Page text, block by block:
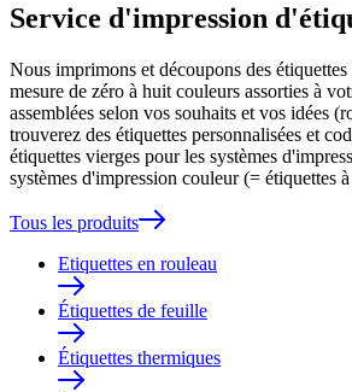
Service d'impression
Nous imprimons et découpons des
mesure de zéro à huit couleurs assorties à
assemblées selon vos souhaits et vos idées
trouverez des étiquettes personnalisées et
étiquettes vierges pour les systèmes
systèmes d'impression couleur (= étiquettes
Tous les produits
Etiquettes en rouleau
Étiquettes de feuille
Étiquettes thermiques